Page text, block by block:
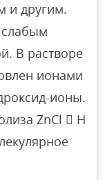
и другим.
слабым
В растворе
ионами
ионы.
ZnCl  H